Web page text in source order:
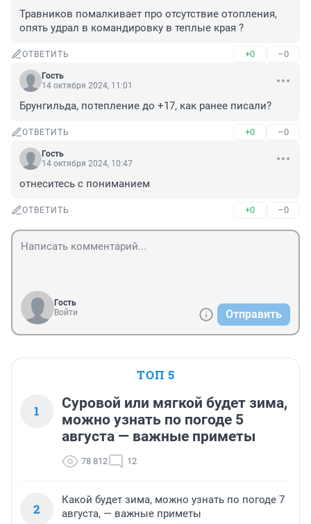
Травников помалкивает про отсутствие отопления,
опять удрал в командировку в теплые края ?
ОТВЕТИТЬ +0 –0
Гость
14 октября 2024, 11:01
Брунгильда, потепление до +17, как ранее писали?
ОТВЕТИТЬ +0 –0
Гость
14 октября 2024, 10:47
отнеситесь с пониманием
ОТВЕТИТЬ +0 –0
Гость
Войти
Отправить
ТОП 5
1
Суровой или мягкой будет зима,
можно узнать по погоде 5
августа — важные приметы
78 812 12
2
Какой будет зима, можно узнать по погоде 7
августа, — важные приметы